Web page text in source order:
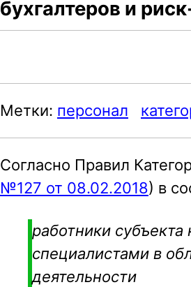
a
g
a
t
i
o
бухгалтеров и
Метки: персонал
Согласно Правил
№127 от 08.02.2018) в
работники
специалистами в
деятельности